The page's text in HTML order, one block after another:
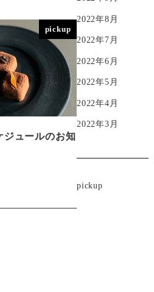
pickup
ジュールのお知
2022年8月
2022年7月
2022年6月
2022年5月
2022年4月
2022年3月
pickup